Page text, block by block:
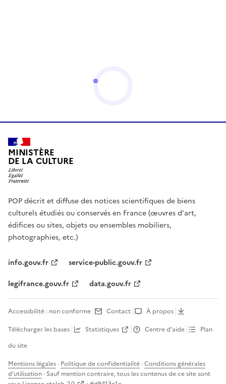
MINISTÈRE
DE LA CULTURE
POP décrit et diffuse des notices scientifiques de biens
culturels étudiés ou conservés en France (œuvres d'art,
édifices ou sites, objets ou ensembles mobiliers,
photographies, etc.)
info.gouv.fr
service-public.gouv.fr
legifrance.gouv.fr
data.gouv.fr
Accessibilité : non conforme Contact
À propos
Télécharger les bases
Statistiques Centre d’aide
Plan
du site
Mentions légales · Politique de confidentialité ·Conditions générales
d'utilisation · Sauf mention contraire, tous les contenus de ce site sont